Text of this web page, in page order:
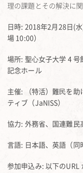
理の課題とその解決に
日時: 2018年2月28日(
場 10:00）
場所: 聖⼼女子大学 4
記念ホール
主催: （特活）難⺠を助
ティブ（JaNISS）
協力: 外務省、国連難民
言語: 日本語、英語（同
参加申込み: 以下のURL